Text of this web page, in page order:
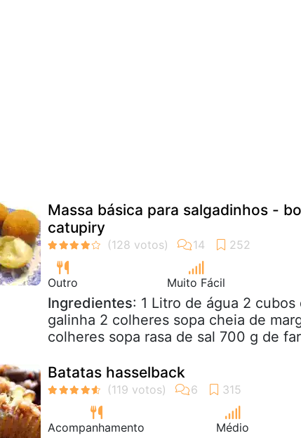
Massa básica para salgadinhos -
catupiry
Outro Muito Fácil
Ingredientes: 1 Litro de água 2
galinha 2 colheres sopa cheia de
colheres sopa rasa de sal 700 g de
Batatas hasselback
Acompanhamento Médio